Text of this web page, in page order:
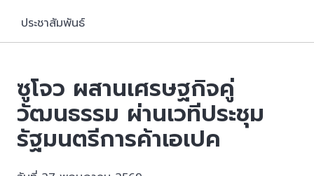
ประชาสัมพันธ์
ซูโจว ผสานเศรษฐกิจคู่
วัฒนธรรม ผ่านเวทีประชุม
รัฐมนตรีการค้าเอเปค